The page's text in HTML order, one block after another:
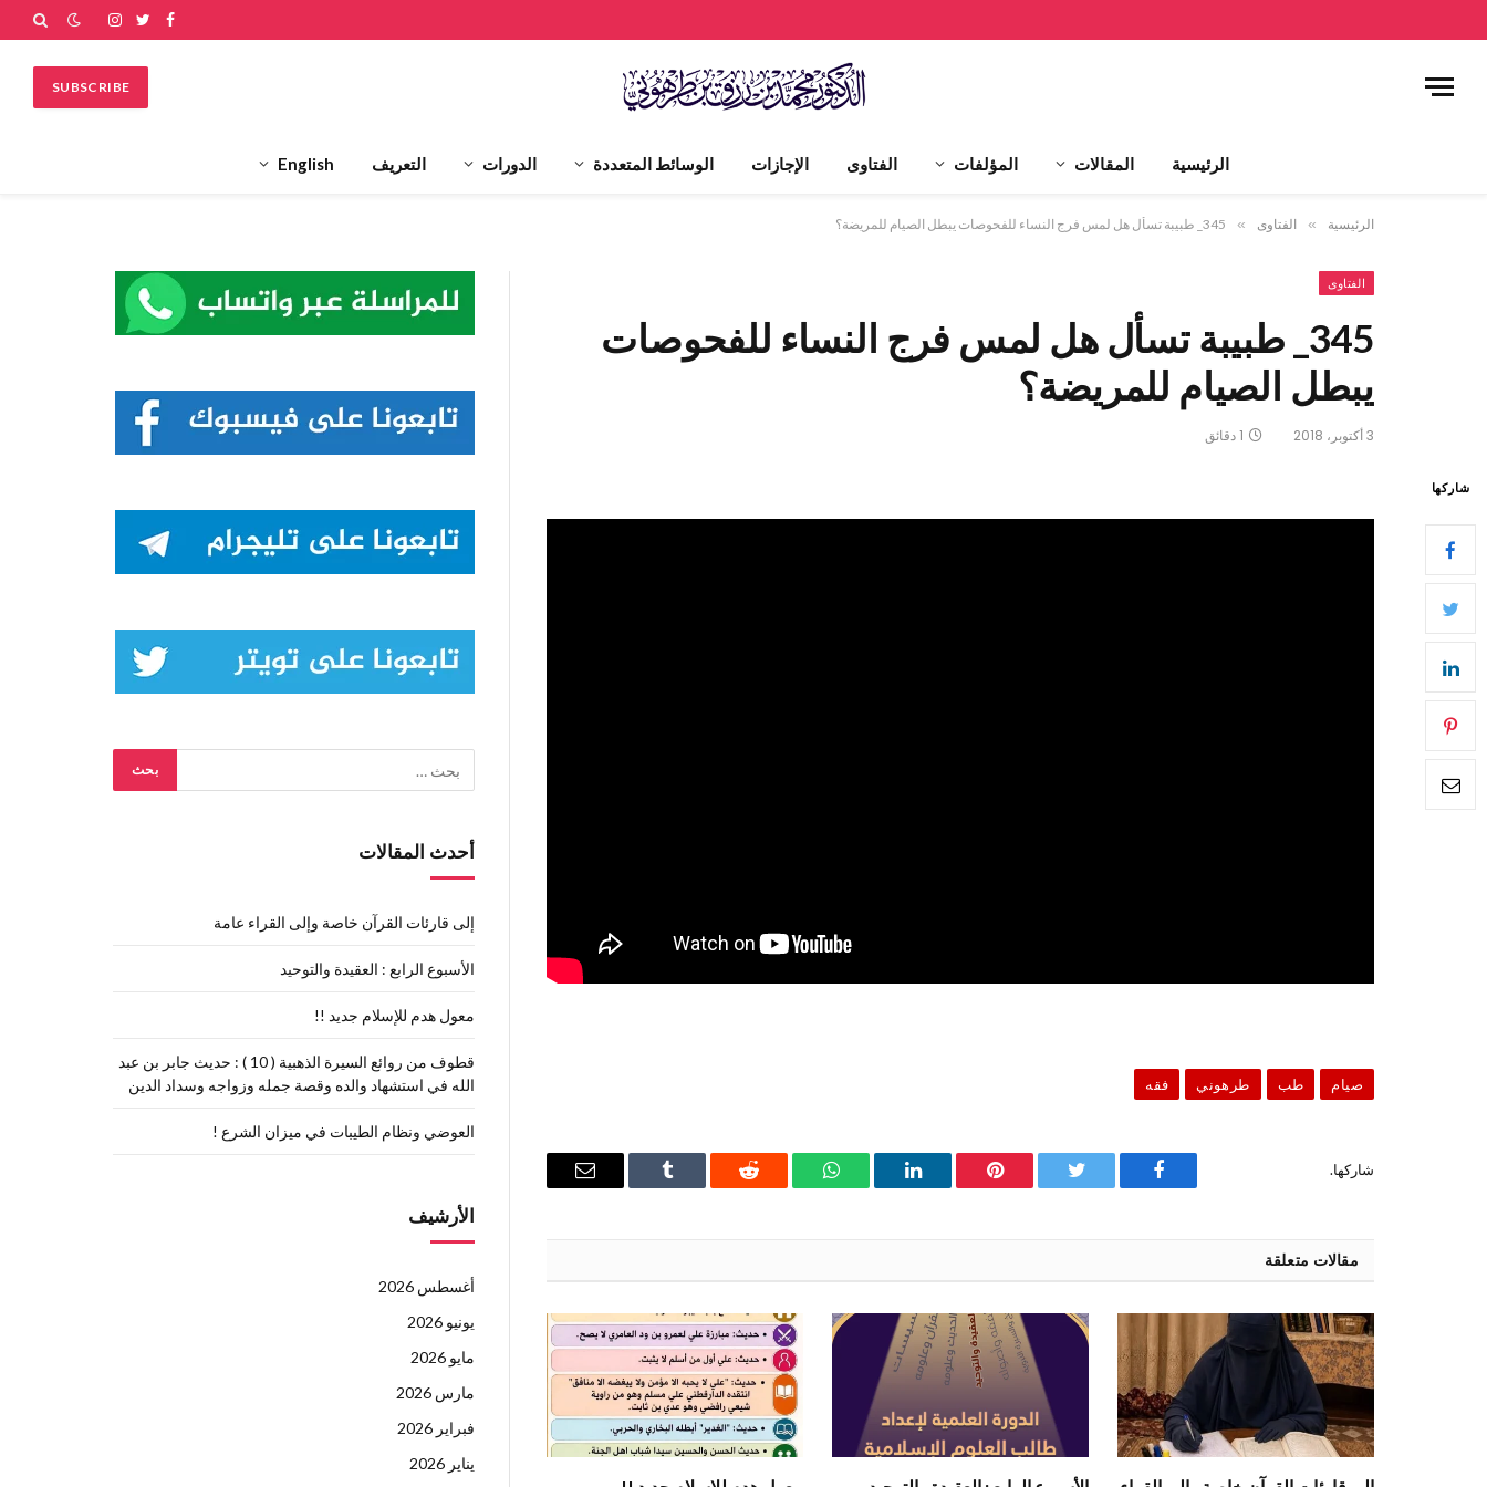
فيسبوك
تويترالانستغرام
SUBSCRIBE
الرئيسية المقالات المؤلفات الفتاوى الإجازات الوسائط المتعددة الدورات التعريف English
الرئيسية » الفتاوى » 345_ طبيبة تسأل هل لمس فرج النساء للفحوصات يبطل الصيام للمريضة؟
الفتاوى
345_ طبيبة تسأل هل لمس فرج النساء للفحوصات
يبطل الصيام للمريضة؟
3 أكتوبر، 2018 1 دقائق
شاركها
صيام طب طرهوني فقه
شاركها.
فيسبوك تويتر بينتيريستلينكدإن واتساب رديت Tumblr
البريد
مقالات متعلقة
أحدث المقالات
إلى قارئات القرآن خاصة وإلى القراء عامة
الأسبوع الرابع : العقيدة والتوحيد
معول هدم للإسلام جديد !!
قطوف من روائع السيرة الذهبية ( 10 ) : حديث جابر بن عبد
الله في استشهاد والده وقصة جمله وزواجه وسداد الدين
العوضي ونظام الطيبات في ميزان الشرع !
الأرشيف
أغسطس 2026
يونيو 2026
مايو 2026
مارس 2026
فبراير 2026
يناير 2026